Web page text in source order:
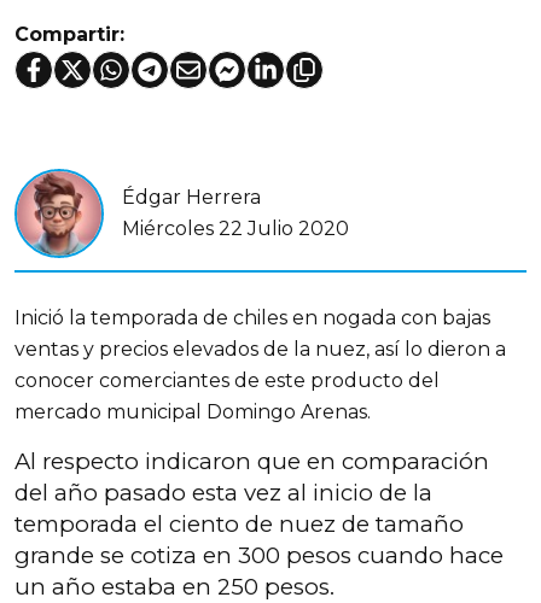
Compartir:
Édgar Herrera
Miércoles 22 Julio 2020
Inició la temporada de chiles en nogada con bajas
ventas y precios elevados de la nuez, así lo dieron a
conocer comerciantes de este producto del
mercado municipal Domingo Arenas.
Al respecto indicaron que en comparación
del año pasado esta vez al inicio de la
temporada el ciento de nuez de tamaño
grande se cotiza en 300 pesos cuando hace
un año estaba en 250 pesos.